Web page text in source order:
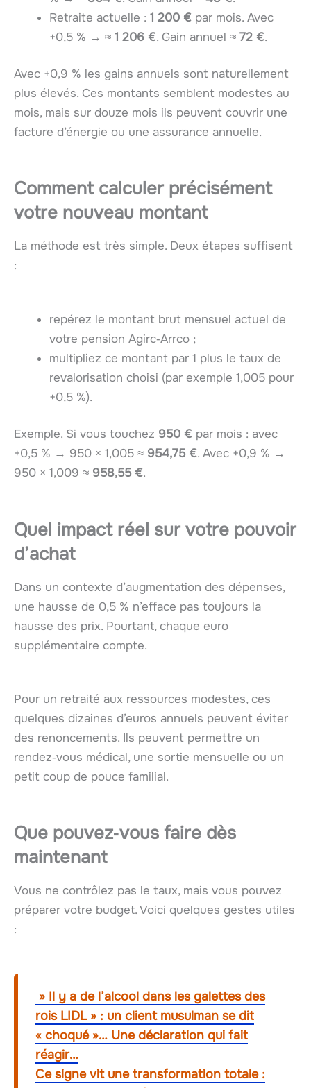
Retraite actuelle : 1 200 € par mois. Avec
+0,5 % → ≈ 1 206 €. Gain annuel ≈ 72 €.
Avec +0,9 % les gains annuels sont naturellement
plus élevés. Ces montants semblent modestes au
mois, mais sur douze mois ils peuvent couvrir une
facture d’énergie ou une assurance annuelle.
Comment calculer précisément
votre nouveau montant
La méthode est très simple. Deux étapes suffisent
:
repérez le montant brut mensuel actuel de
votre pension Agirc‑Arrco ;
multipliez ce montant par 1 plus le taux de
revalorisation choisi (par exemple 1,005 pour
+0,5 %).
Exemple. Si vous touchez 950 € par mois : avec
+0,5 % → 950 × 1,005 ≈ 954,75 €. Avec +0,9 % →
950 × 1,009 ≈ 958,55 €.
Quel impact réel sur votre pouvoir
d’achat
Dans un contexte d’augmentation des dépenses,
une hausse de 0,5 % n’efface pas toujours la
hausse des prix. Pourtant, chaque euro
supplémentaire compte.
Pour un retraité aux ressources modestes, ces
quelques dizaines d’euros annuels peuvent éviter
des renoncements. Ils peuvent permettre un
rendez‑vous médical, une sortie mensuelle ou un
petit coup de pouce familial.
Que pouvez‑vous faire dès
maintenant
Vous ne contrôlez pas le taux, mais vous pouvez
préparer votre budget. Voici quelques gestes utiles
:
» Il y a de l’alcool dans les galettes des
rois LIDL » : un client musulman se dit
« choqué »… Une déclaration qui fait
réagir…
Ce signe vit une transformation totale :